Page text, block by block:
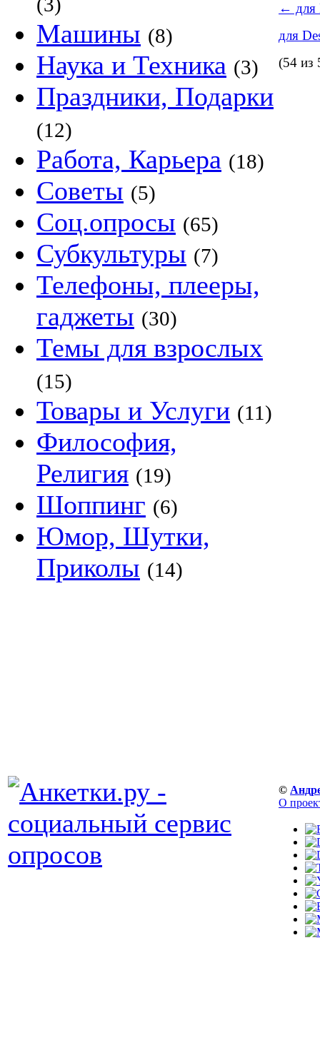
Машины (8)
Наука и Техника (3)
Праздники, Подарки
(12)
Работа, Карьера (18)
Советы (5)
Соц.опросы (65)
Субкультуры (7)
Телефоны, плееры,
гаджеты (30)
Темы для взрослых
(15)
Товары и Услуги (11)
Философия,
Религия (19)
Шоппинг (6)
Юмор, Шутки,
Приколы (14)
← для
для
(54 из
©
О